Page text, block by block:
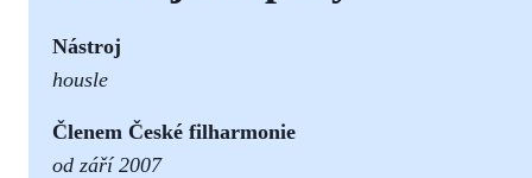
Nástroj
housle
Členem České filharmonie
od září 2007